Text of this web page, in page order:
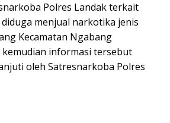
Polres Landak terkait
menjual narkotika jenis
Kecamatan Ngabang
kemudian informasi tersebut
oleh Satresnarkoba Polres